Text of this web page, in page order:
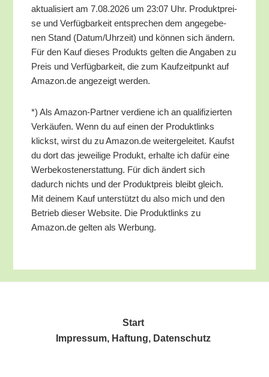
aktua­li­siert am 7.08.2026 um 23:07 Uhr. Pro­dukt­prei­
se und Ver­füg­bar­keit ent­spre­chen dem ange­ge­be­
nen Stand (Datum/​Uhrzeit) und kön­nen sich ändern.
Für den Kauf die­ses Pro­dukts gel­ten die Anga­ben zu
Preis und Ver­füg­bar­keit, die zum Kauf­zeit­punkt auf
Amazon.de ange­zeigt werden.
*) Als Ama­zon-Part­ner ver­die­ne ich an qua­li­fi­zier­ten
Ver­käu­fen. Wenn du auf einen der Pro­dukt­links
klickst, wirst du zu Amazon.de wei­ter­ge­lei­tet. Kaufst
du dort das jewei­li­ge Pro­dukt, erhal­te ich dafür eine
Wer­be­kos­ten­er­stat­tung. Für dich ändert sich
dadurch nichts und der Pro­dukt­preis bleibt gleich.
Mit dei­nem Kauf unter­stützt du also mich und den
Betrieb die­ser Web­site. Die Pro­dukt­links zu
Amazon.de gel­ten als Werbung.
Start
Impres­sum, Haf­tung, Datenschutz